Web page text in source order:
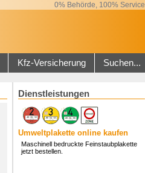
0% Behörde, 100% Service
Kfz-Versicherung Suchen...
Dienstleistungen
Umweltplakette online kaufen
Maschinell bedruckte Feinstaubplakette
jetzt bestellen.